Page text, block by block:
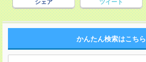
シェア ツイート
かんたん検索はこちら